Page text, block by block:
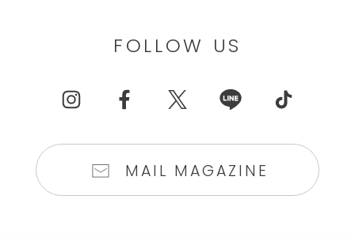
FOLLOW US
MAIL MAGAZINE